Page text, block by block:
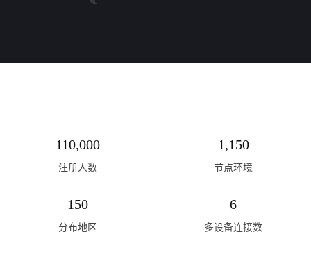
110,000
注册人数
1,150
节点环境
150
分布地区
6
多设备连接数